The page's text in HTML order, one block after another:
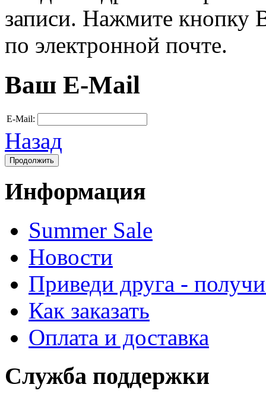
записи. Нажмите кнопку
по электронной почте.
Ваш E-Mail
E-Mail:
Назад
Информация
Summer Sale
Новости
Приведи друга -
Как заказать
Оплата и доставка
Служба поддержки